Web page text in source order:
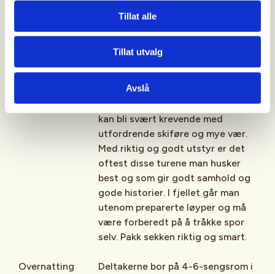
Tillat alle
Tillat utvalg
Avslå
turstart. Der står det bl.a. hvem
som er hovedturleder og
kontaktinformasjon til denne.
Gradering av
Svært krevende
Vinterfjellet er vakkert, men
lunefullt. Selv den enkleste skitur
kan bli svært krevende med
utfordrende skiføre og mye vær.
Med riktig og godt utstyr er det
oftest disse turene man husker
best og som gir godt samhold og
gode historier. I fjellet går man
utenom preparerte løyper og må
være forberedt på å tråkke spor
selv. Pakk sekken riktig og smart.
Overnatting
Deltakerne bor på 4-6-sengsrom i